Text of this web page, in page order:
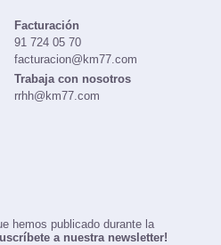
2.0 TDI 110 kW
2.0 TDI 150 CV